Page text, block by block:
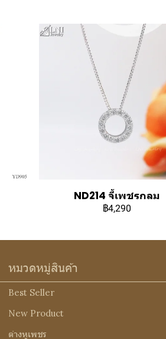
ND214 จี้เพชรกลม
฿4,290
หมวดหมู่สินค้า
Best Seller
New Product
ต่างหูเพชร